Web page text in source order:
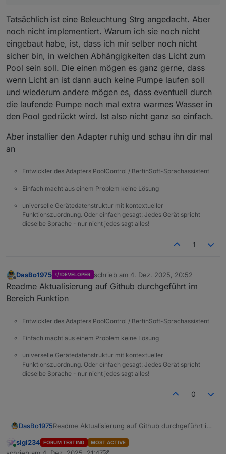
Tatsächlich ist eine Beleuchtung Strg angedacht. Aber
noch nicht implementiert. Warum ich sie noch nicht
eingebaut habe, ist, dass ich mir selber noch nicht
sicher bin, in welchen Abhängigkeiten das Licht zum
Pool sein soll. Die einen mögen es ganz gerne, dass
wenn Licht an ist dann auch keine Pumpe laufen soll
und wiederum andere mögen es, dass eventuell durch
die laufende Pumpe noch mal extra warmes Wasser in
den Pool gedrückt wird. Ist also nicht ganz so einfach.
Aber installier den Adapter ruhig und schau ihn dir mal
an
Entwickler des Adapters PoolControl / BertinSoft-Sprachassistent
Einfach macht aus einem Problem keine Lösung
universelle Gerätedatenstruktur mit kontextueller
Funktionszuordnung. Oder einfach gesagt: Jedes Gerät spricht
dieselbe Sprache - nur nicht jedes sagt alles!
1
Offline
DasBo1975 DEVELOPER schrieb am 4. Dez. 2025, 20:52
zuletzt editiert von
Readme Aktualisierung auf Github durchgeführt im
Bereich Funktion
Entwickler des Adapters PoolControl / BertinSoft-Sprachassistent
Einfach macht aus einem Problem keine Lösung
universelle Gerätedatenstruktur mit kontextueller
Funktionszuordnung. Oder einfach gesagt: Jedes Gerät spricht
dieselbe Sprache - nur nicht jedes sagt alles!
0
DasBo1975Readme Aktualisierung auf Github durchgeführt im
Online
sigi234 FORUM TESTING MOST ACTIVE